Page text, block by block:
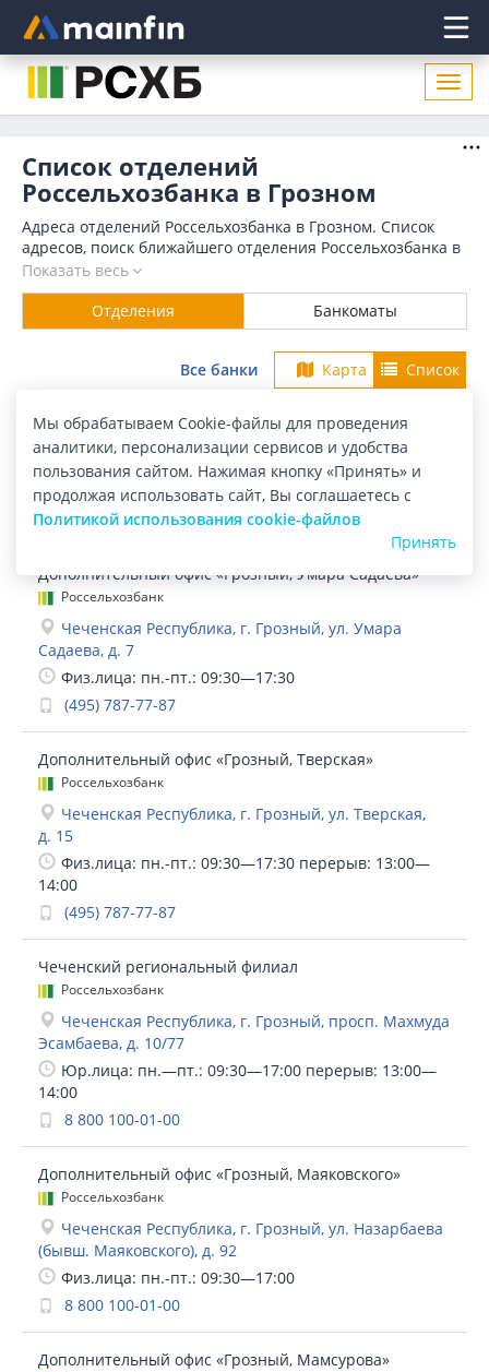
Главное меню
Список отделений
Россельхозбанка в Грозном
Адреса отделений Россельхозбанка в Грозном. Список
адресов, поиск ближайшего отделения Россельхозбанка в
Грозном по адресу, названию. Часы работы, телефоны,
контактные данные.
Показать весь
Отделения
Банкоматы
Все банки Карта Список
Город:Грозный
Найдено в Грозном10 отделений
Дополнительный офис «Грозный, Умара Садаева»
Россельхозбанк
Чеченская Республика, г. Грозный, ул. Умара
Садаева, д. 7
Физ.лица: пн.-пт.: 09:30—17:30
(495) 787-77-87
Дополнительный офис «Грозный, Тверская»
Россельхозбанк
Чеченская Республика, г. Грозный, ул. Тверская,
д. 15
Физ.лица: пн.-пт.: 09:30—17:30 перерыв: 13:00—
14:00
(495) 787-77-87
Чеченский региональный филиал
Россельхозбанк
Чеченская Республика, г. Грозный, просп. Махмуда
Эсамбаева, д. 10/77
Юр.лица: пн.—пт.: 09:30—17:00 перерыв: 13:00—
14:00
8 800 100-01-00
Дополнительный офис «Грозный, Маяковского»
Россельхозбанк
Чеченская Республика, г. Грозный, ул. Назарбаева
(бывш. Маяковского), д. 92
Физ.лица: пн.-пт.: 09:30—17:00
8 800 100-01-00
Дополнительный офис «Грозный, Мамсурова»
Мы обрабатываем Cookie-файлы для проведения
аналитики, персонализации сервисов и удобства
пользования сайтом. Нажимая кнопку «Принять» и
продолжая использовать сайт, Вы соглашаетесь с
Политикой использования cookie-файлов
Принять